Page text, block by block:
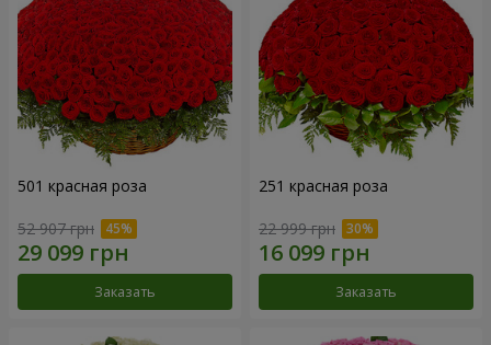
501 красная роза
52 907 грн
Заказать
251 красная роза
22 999 грн
Заказать